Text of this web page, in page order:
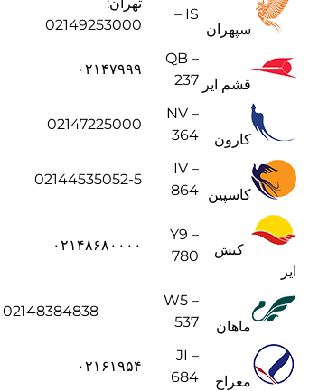
سپهران
IS –
02149253000
قشم ایر
QB –
237
۰۲۱۴۷۹۹۹
کارون
NV –
364
02147225000
کاسپین
IV –
864
02144535052-5
کیش
ایر
Y9 –
780
۰۲۱۴۸۶۸۰۰۰۰
ماهان
W5 –
537
02148384838
معراج
JI –
684
۰۲۱۶۱۹۵۴